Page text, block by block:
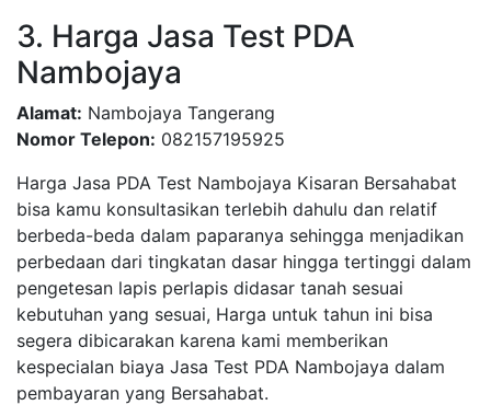
3. Harga Jasa Test PDA
Nambojaya
Alamat: Nambojaya Tangerang
Nomor Telepon: 082157195925
Harga Jasa PDA Test Nambojaya Kisaran Bersahabat
bisa kamu konsultasikan terlebih dahulu dan relatif
berbeda-beda dalam paparanya sehingga menjadikan
perbedaan dari tingkatan dasar hingga tertinggi dalam
pengetesan lapis perlapis didasar tanah sesuai
kebutuhan yang sesuai, Harga untuk tahun ini bisa
segera dibicarakan karena kami memberikan
kespecialan biaya Jasa Test PDA Nambojaya dalam
pembayaran yang Bersahabat.